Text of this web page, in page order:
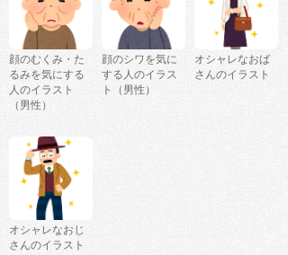
顔のむくみ・た
るみを気にする
人のイラスト
（男性）
顔のシワを気に
する人のイラス
ト（男性）
オシャレなおば
さんのイラスト
オシャレなおじ
さんのイラスト